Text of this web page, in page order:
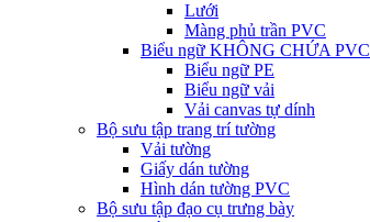
Lưới
Màng phủ trần PVC
Biểu ngữ KHÔNG CHỨA PVC
Biểu ngữ PE
Biểu ngữ vải
Vải canvas tự dính
Bộ sưu tập trang trí tường
Vải tường
Giấy dán tường
Hình dán tường PVC
Bộ sưu tập đạo cụ trưng bày